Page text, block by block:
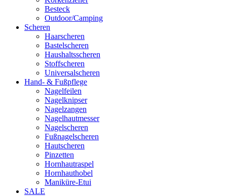
Besteck
Outdoor/Camping
Scheren
Haarscheren
Bastelscheren
Haushaltsscheren
Stoffscheren
Universalscheren
Hand- & Fußpflege
Nagelfeilen
Nagelknipser
Nagelzangen
Nagelhautmesser
Nagelscheren
Fußnagelscheren
Hautscheren
Pinzetten
Hornhautraspel
Hornhauthobel
Maniküre-Etui
SALE